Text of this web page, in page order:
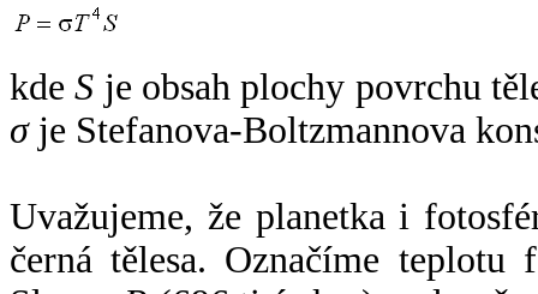
kdeS je obsah plochy povrchu
σje Stefanova-Boltzmannova
Uvažujeme, že planetka i
černá tělesa. Označíme